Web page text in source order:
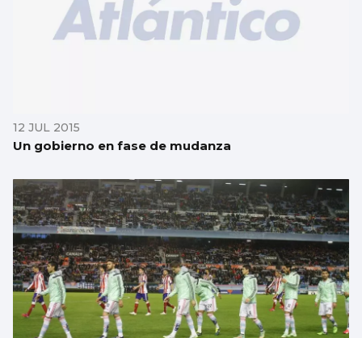
12 JUL 2015
Un gobierno en fase de mudanza